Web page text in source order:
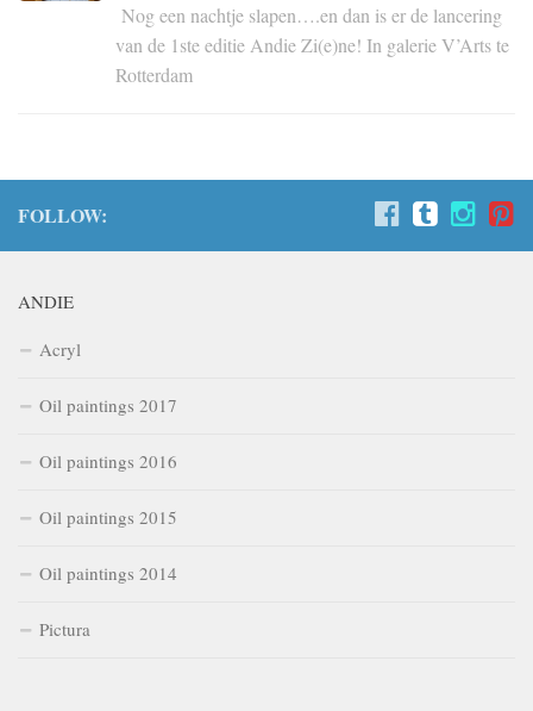
Nog een nachtje slapen….en dan is er de lancering
van de 1ste editie Andie Zi(e)ne! In galerie V’Arts te
Rotterdam
FOLLOW:
ANDIE
Acryl
Oil paintings 2017
Oil paintings 2016
Oil paintings 2015
Oil paintings 2014
Pictura